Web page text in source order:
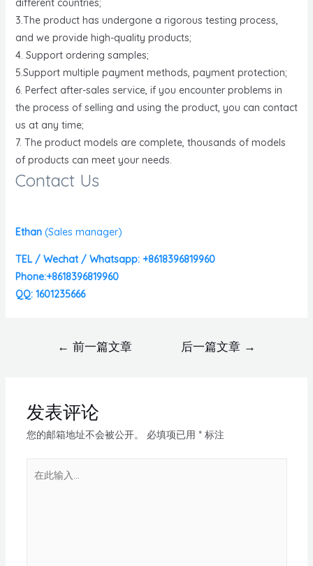
different countries;
3.The product has undergone a rigorous testing process,
and we provide high-quality products;
4. Support ordering samples;
5.Support multiple payment methods, payment protection;
6. Perfect after-sales service, if you encounter problems in
the process of selling and using the product, you can contact
us at any time;
7. The product models are complete, thousands of models
of products can meet your needs.
Contact Us
Ethan (Sales manager)
TEL / Wechat / Whatsapp: +8618396819960
Phone:+8618396819960
QQ: 1601235666
← 前一篇文章 后一篇文章 →
发表评论
您的邮箱地址不会被公开。 必填项已用 *标注